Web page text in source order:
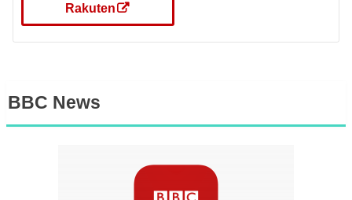
Rakuten
BBC News